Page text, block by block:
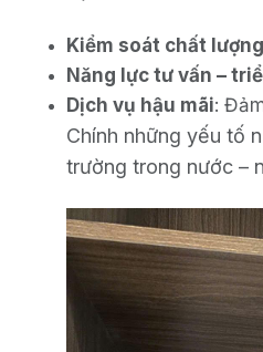
Kiểm soát chất
Năng lực tư vấn –
Dịch vụ hậu mãi:
Chính những yếu tố
trường trong nước –